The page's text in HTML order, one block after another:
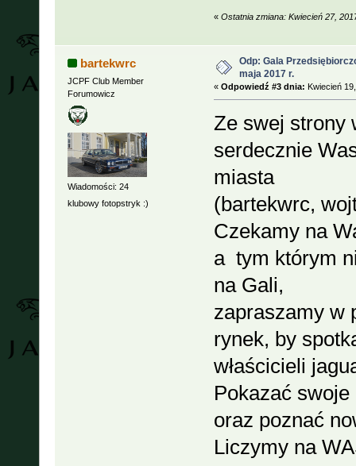
« Ostatnia zmiana: Kwiecień 27,
bartekwrc
JCPF Club Member
Forumowicz
Wiadomości: 24
klubowy fotopstryk :)
Odp: Gala
maja 2017 r.
« Odpowiedź #3 dnia: Kwiecień
Ze swej strony
serdecznie
miasta
(bartekwrc,
Czekamy na
a tym którym
na Gali,
zapraszamy w
rynek, by
właścicieli
Pokazać
oraz poznać
Liczymy na